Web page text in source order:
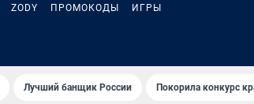
ZODY ПРОМОКОДЫ ИГРЫ
Лучший банщик России Покорила конкурс